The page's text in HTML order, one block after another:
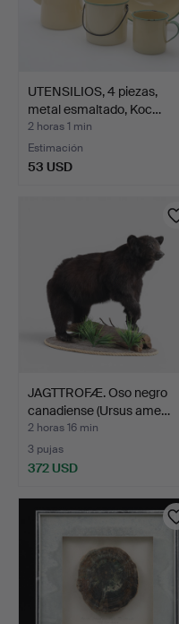
UTENSILIOS, 4 piezas,
metal esmaltado, Koc…
2 horas 1 min
Estimación
53 USD
JAGTTROFÆ. Oso negro
canadiense (Ursus ame…
2 horas 16 min
3 pujas
372 USD